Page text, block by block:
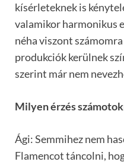
kísérleteknek is
valamikor harmonikus
néha viszont
produkciók kerülnek
szerint már nem
Milyen érzés
Ági: Semmihez nem
Flamencot táncolni,